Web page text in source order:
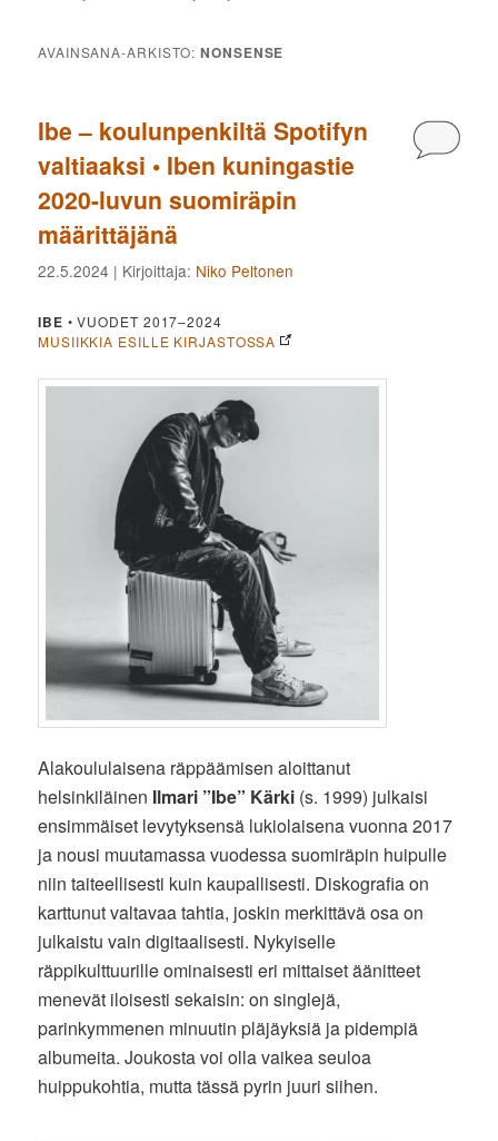
AVAINSANA-ARKISTO:NONSENSE
Ibe – koulunpenkiltä Spotifyn
valtiaaksi • Iben kuningastie
2020-luvun suomiräpin
määrittäjänä
22.5.2024 | Kirjoittaja: Niko Peltonen
IBE • VUODET 2017–2024
MUSIIKKIA ESILLE KIRJASTOSSA
Alakoululaisena räppäämisen aloittanut
helsinkiläinen Ilmari ”Ibe” Kärki (s. 1999) julkaisi
ensimmäiset levytyksensä lukiolaisena vuonna 2017
ja nousi muutamassa vuodessa suomiräpin huipulle
niin taiteellisesti kuin kaupallisesti. Diskografia on
karttunut valtavaa tahtia, joskin merkittävä osa on
julkaistu vain digitaalisesti. Nykyiselle
räppikulttuurille ominaisesti eri mittaiset äänitteet
menevät iloisesti sekaisin: on singlejä,
parinkymmenen minuutin pläjäyksiä ja pidempiä
albumeita. Joukosta voi olla vaikea seuloa
huippukohtia, mutta tässä pyrin juuri siihen.